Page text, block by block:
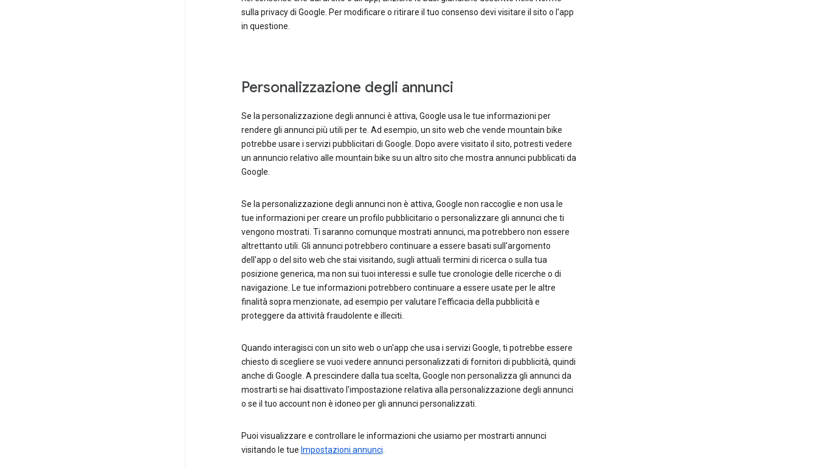
sulla privacy di Google. Per modificare o ritirare il tuo consenso devi visitare il sito o l'app
in questione.
Personalizzazione degli annunci
Se la personalizzazione degli annunci è attiva, Google usa le tue informazioni per
rendere gli annunci più utili per te. Ad esempio, un sito web che vende mountain bike
potrebbe usare i servizi pubblicitari di Google. Dopo avere visitato il sito, potresti vedere
un annuncio relativo alle mountain bike su un altro sito che mostra annunci pubblicati da
Google.
Se la personalizzazione degli annunci non è attiva, Google non raccoglie e non usa le
tue informazioni per creare un profilo pubblicitario o personalizzare gli annunci che ti
vengono mostrati. Ti saranno comunque mostrati annunci, ma potrebbero non essere
altrettanto utili. Gli annunci potrebbero continuare a essere basati sull'argomento
dell'app o del sito web che stai visitando, sugli attuali termini di ricerca o sulla tua
posizione generica, ma non sui tuoi interessi e sulle tue cronologie delle ricerche o di
navigazione. Le tue informazioni potrebbero continuare a essere usate per le altre
finalità sopra menzionate, ad esempio per valutare l'efficacia della pubblicità e
proteggere da attività fraudolente e illeciti.
Quando interagisci con un sito web o un'app che usa i servizi Google, ti potrebbe essere
chiesto di scegliere se vuoi vedere annunci personalizzati di fornitori di pubblicità, quindi
anche di Google. A prescindere dalla tua scelta, Google non personalizza gli annunci da
mostrarti se hai disattivato l'impostazione relativa alla personalizzazione degli annunci
o se il tuo account non è idoneo per gli annunci personalizzati.
Puoi visualizzare e controllare le informazioni che usiamo per mostrarti annunci
visitando le tue Impostazioni annunci.